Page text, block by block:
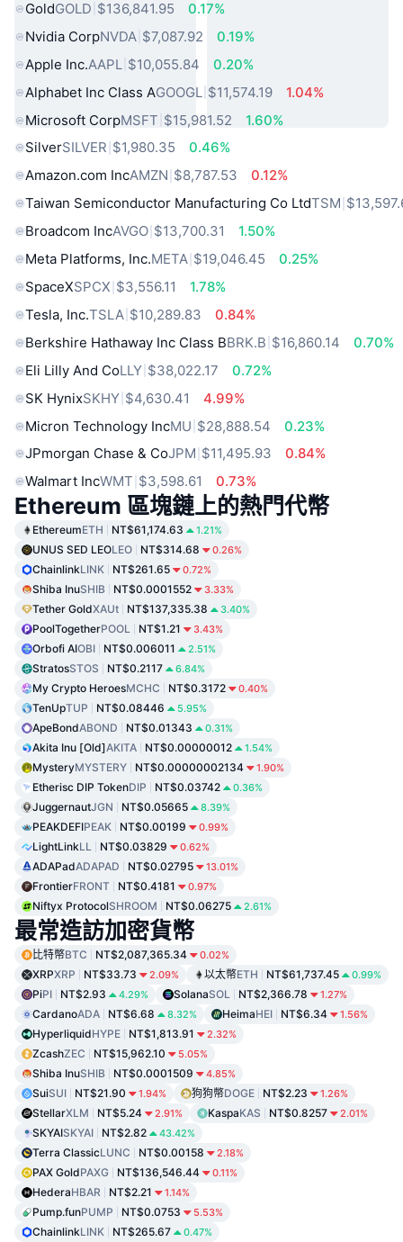
GoldGOLD $136,841.95
0.17%
Nvidia CorpNVDA $7,087.92
0.19%
Apple Inc.AAPL $10,055.84
0.20%
Alphabet Inc Class AGOOGL $11,574.19
1.04%
Microsoft CorpMSFT $15,981.52
1.60%
SilverSILVER $1,980.35
0.46%
Amazon.com IncAMZN $8,787.53
0.12%
Taiwan Semiconductor Manufacturing Co LtdTSM
Broadcom IncAVGO $13,700.31
1.50%
Meta Platforms, Inc.META $19,046.45
0.25%
SpaceXSPCX $3,556.11
1.78%
Tesla, Inc.TSLA $10,289.83
0.84%
Berkshire Hathaway Inc Class BBRK.B $16,860.14
0.70%
Eli Lilly And CoLLY $38,022.17
0.72%
SK HynixSKHY $4,630.41
4.99%
Micron Technology IncMU $28,888.54
0.23%
JPmorgan Chase & CoJPM $11,495.93
0.84%
Walmart IncWMT $3,598.61 0.73%
Ethereum 區塊鏈上的熱門代幣
EthereumETH NT$61,174.63 1.21%
UNUS SED LEOLEO NT$314.68 0.26%
ChainlinkLINK NT$261.65 0.72%
Shiba InuSHIB NT$0.0001552 3.33%
Tether GoldXAUt NT$137,335.38 3.40%
PoolTogetherPOOL NT$1.21 3.43%
Orbofi AIOBI NT$0.006011 2.51%
StratosSTOS NT$0.2117 6.84%
My Crypto HeroesMCHC NT$0.3172 0.40%
TenUpTUP NT$0.08446 5.95%
ApeBondABOND NT$0.01343 0.31%
Akita Inu [Old]AKITA NT$0.00000012 1.54%
MysteryMYSTERY NT$0.00000002134 1.90%
Etherisc DIP TokenDIP NT$0.03742 0.36%
JuggernautJGN NT$0.05665 8.39%
PEAKDEFIPEAK NT$0.00199 0.99%
LightLinkLL NT$0.03829 0.62%
ADAPadADAPAD NT$0.02795 13.01%
FrontierFRONT NT$0.4181 0.97%
Niftyx ProtocolSHROOM NT$0.06275 2.61%
最常造訪加密貨幣
比特幣BTC NT$2,087,365.34 0.02%
XRPXRP NT$33.73 2.09% 以太幣ETH NT$61,737.45 0.99%
PiPI NT$2.93 4.29% SolanaSOL NT$2,366.78 1.27%
CardanoADA NT$6.68 8.32% HeimaHEI NT$6.34 1.56%
HyperliquidHYPE NT$1,813.91 2.32%
ZcashZEC NT$15,962.10 5.05%
Shiba InuSHIB NT$0.0001509 4.85%
SuiSUI NT$21.90 1.94% 狗狗幣DOGE NT$2.23 1.26%
StellarXLM NT$5.24 2.91% KaspaKAS NT$0.8257 2.01%
SKYAISKYAI NT$2.82 43.42%
Terra ClassicLUNC NT$0.00158 2.18%
PAX GoldPAXG NT$136,546.44 0.11%
HederaHBAR NT$2.21 1.14%
Pump.funPUMP NT$0.0753 5.53%
ChainlinkLINK NT$265.67 0.47%